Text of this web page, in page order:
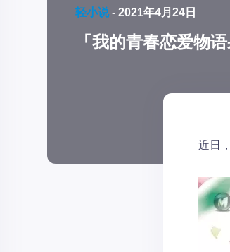
轻小说- 2021年4月24日
「我的青春恋爱物
近日